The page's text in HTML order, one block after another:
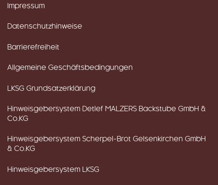
Impressum
Datenschutzhinweise
Barrierefreiheit
Allgemeine Geschäftsbedingungen
LKSG Grundsatzerklärung
Hinweisgebersystem Detlef MALZERS Backstube GmbH &
Co.KG
Hinweisgebersystem Scherpel-Brot Gelsenkirchen GmbH
& Co.KG
Hinweisgebersystem LKSG